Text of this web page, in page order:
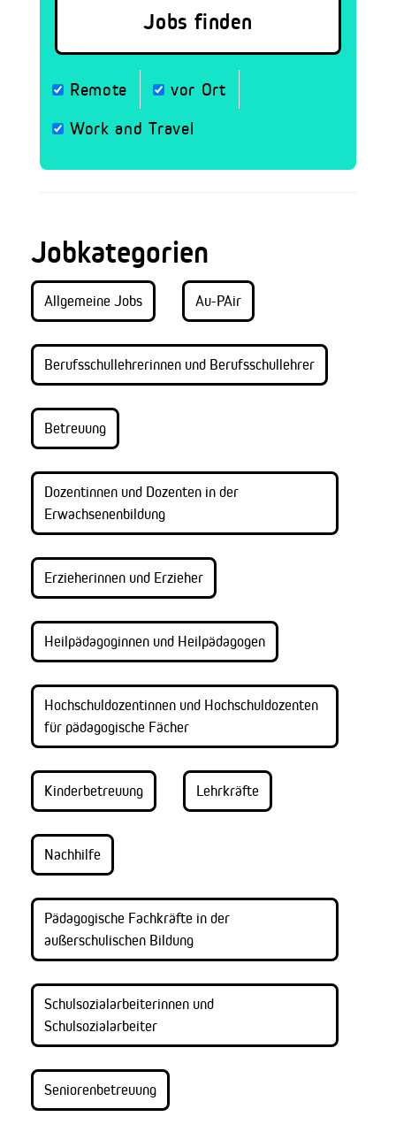
Remote vor Ort
Work and Travel
Jobkategorien
Allgemeine Jobs Au-PAir
Berufsschullehrerinnen und Berufsschullehrer
Betreuung
Dozentinnen und Dozenten in der
Erwachsenenbildung
Erzieherinnen und Erzieher
Heilpädagoginnen und Heilpädagogen
Hochschuldozentinnen und Hochschuldozenten
für pädagogische Fächer
Kinderbetreuung Lehrkräfte
Nachhilfe
Pädagogische Fachkräfte in der
außerschulischen Bildung
Schulsozialarbeiterinnen und
Schulsozialarbeiter
Seniorenbetreuung